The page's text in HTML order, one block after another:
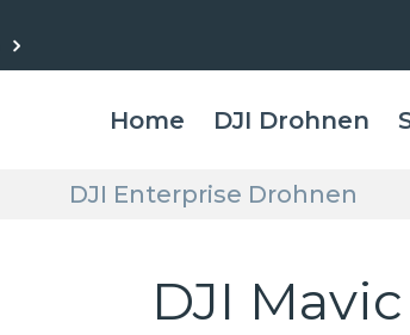
Home DJI Drohnen
DJI Enterprise Drohnen
DJI